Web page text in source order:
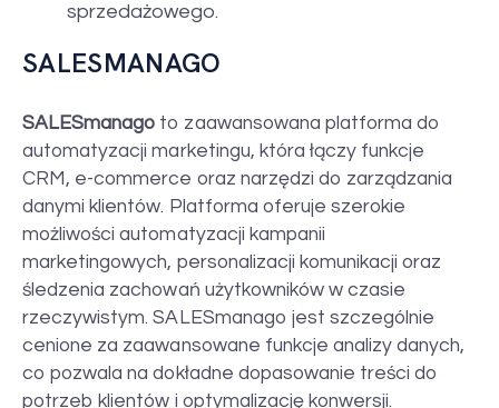
sprzedażowego.
SALESMANAGO
SALESmanago to zaawansowana platforma do
automatyzacji marketingu, która łączy funkcje
CRM, e-commerce oraz narzędzi do zarządzania
danymi klientów. Platforma oferuje szerokie
możliwości automatyzacji kampanii
marketingowych, personalizacji komunikacji oraz
śledzenia zachowań użytkowników w czasie
rzeczywistym. SALESmanago jest szczególnie
cenione za zaawansowane funkcje analizy danych,
co pozwala na dokładne dopasowanie treści do
potrzeb klientów i optymalizację konwersji.